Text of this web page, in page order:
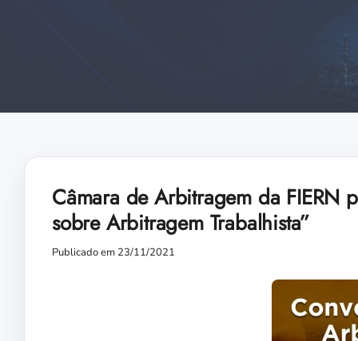
Câmara de Arbitragem da FIERN
sobre Arbitragem Trabalhista”
Publicado em 23/11/2021